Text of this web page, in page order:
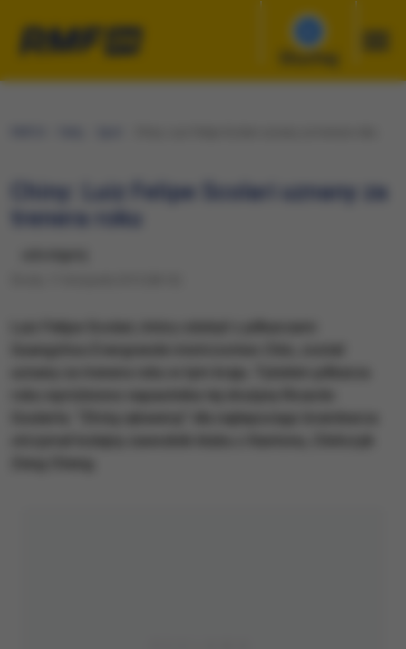
Słuchaj
Chiny: Luiz Felipe Scolari uznany za
trenera roku